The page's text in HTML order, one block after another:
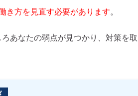
き方を見直す必要があります。
あなたの弱点が見つかり、対策を取